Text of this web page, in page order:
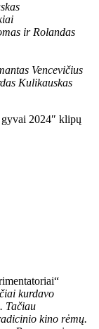
ir Rolandas
Vencevičius
Kulikauskas
2024″ klipų
kurdavo
Tačiau
kino rėmų.